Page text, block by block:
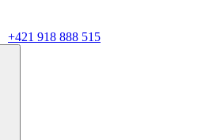
+421 918 888 515